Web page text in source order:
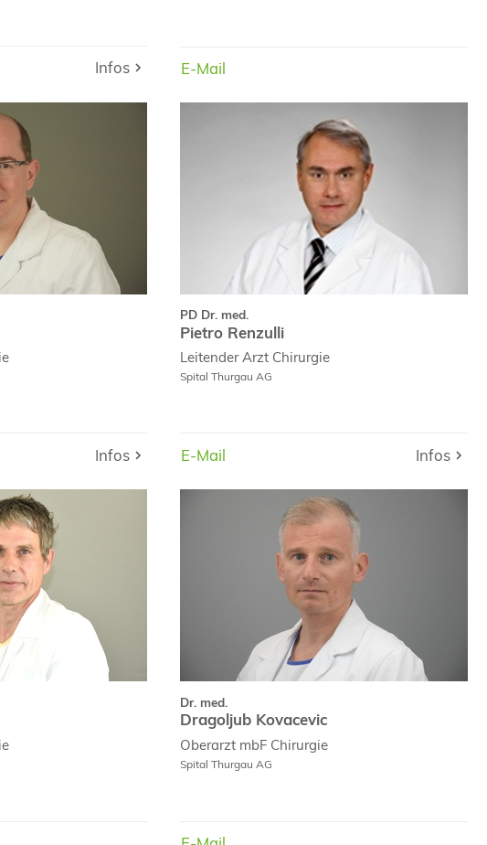
Infos
E-Mail E-Mail
Infos
Curriculum Vitae
E-Mail
PD Dr. med.
Pietro Renzulli
Leitender Arzt Chirurgie
Spital Thurgau AG
E-Mail Infos
Curriculum Vitae
E-Mail
Infos
Dr. med.
Dragoljub Kovacevic
Oberarzt mbF Chirurgie
Spital Thurgau AG
Dragoljub Kovacevic